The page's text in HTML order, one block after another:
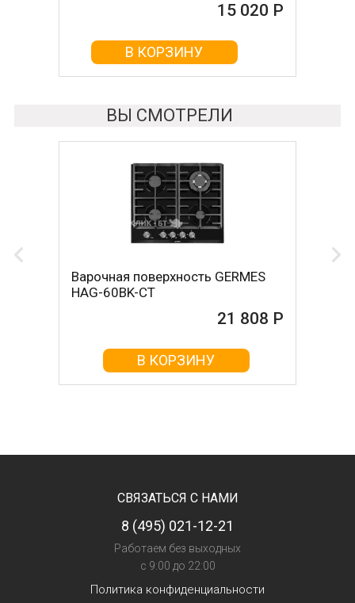
15 020 Р
В КОРЗИНУ
15 020 Р
В КОРЗИНУ
ВЫ СМОТРЕЛИ
Варочная поверхность GERMES
HAG-60BK-CT
21 808 Р
В КОРЗИНУ
СВЯЗАТЬСЯ С НАМИ
8 (495) 021-12-21
Работаем без выходных
с 9:00 до 22:00
Политика конфиденциальности